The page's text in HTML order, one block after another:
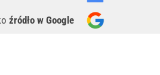
źródło w Google